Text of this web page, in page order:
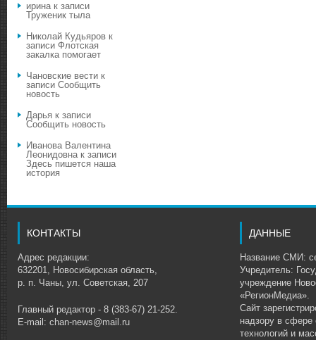
иринак записи
Труженик тыла
Николай Кудьяров к
записи Флотская
закалка помогает
Чановские вести к
записи Сообщить
новость
Дарья к записи
Сообщить новость
Иванова Валентина
Леонидовнак записи
Здесь пишется наша
история
КОНТАКТЫ
Адрес редакции:
632201, Новосибирская область,
р. п. Чаны, ул. Советская, 207
Главный редактор - 8 (383-67) 21-252.
E-mail: chan-news@mail.ru
ДАННЫЕ
Название СМИ:
Учредитель:
учреждение
«РегионМедиа».
Сайт
надзору в
технологий и